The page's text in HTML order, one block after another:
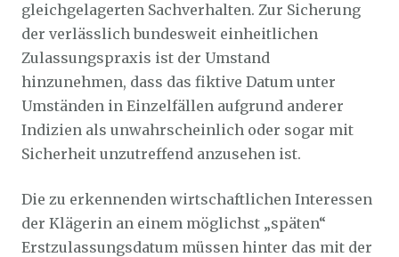
gleichgelagerten Sachverhalten. Zur Sicherung
der verlässlich bundesweit einheitlichen
Zulassungspraxis ist der Umstand
hinzunehmen, dass das fiktive Datum unter
Umständen in Einzelfällen aufgrund anderer
Indizien als unwahrscheinlich oder sogar mit
Sicherheit unzutreffend anzusehen ist.
Die zu erkennenden wirtschaftlichen Interessen
der Klägerin an einem möglichst „späten“
Erstzulassungsdatum müssen hinter das mit der